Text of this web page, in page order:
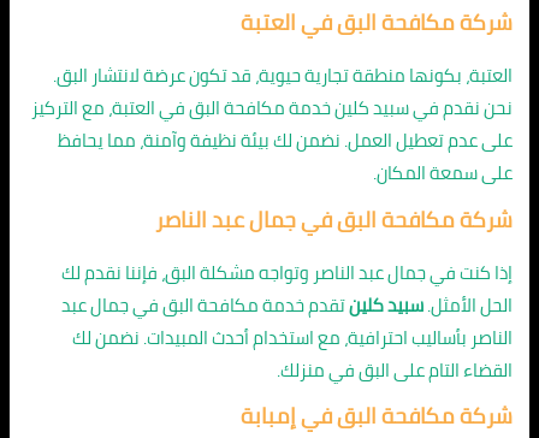
شركة مكافحة البق في العتبة
العتبة، بكونها منطقة تجارية حيوية، قد تكون عرضة لانتشار البق.
نحن نقدم في سبيد كلين خدمة مكافحة البق في العتبة، مع التركيز
على عدم تعطيل العمل. نضمن لك بيئة نظيفة وآمنة، مما يحافظ
على سمعة المكان.
شركة مكافحة البق في جمال عبد الناصر
إذا كنت في جمال عبد الناصر وتواجه مشكلة البق، فإننا نقدم لك
الحل الأمثل.سبيد كلينتقدم خدمة مكافحة البق في جمال عبد
الناصر بأساليب احترافية، مع استخدام أحدث المبيدات. نضمن لك
القضاء التام على البق في منزلك.
شركة مكافحة البق في إمبابة